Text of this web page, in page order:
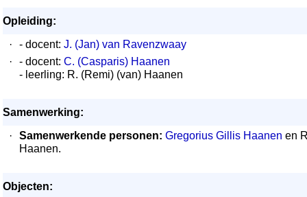
Opleiding:
·
- docent: J. (Jan) van Ravenzwaay
·
- docent: C. (Casparis) Haanen
- leerling: R. (Remi) (van) Haanen
Samenwerking:
·
Samenwerkende personen: Gregorius Gillis Haanen en
Haanen.
Objecten: